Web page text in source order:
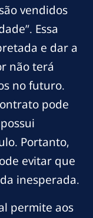
vendidos
Essa
e dar a
não terá
no futuro.
pode
Portanto,
evitar que
inesperada.
permite aos